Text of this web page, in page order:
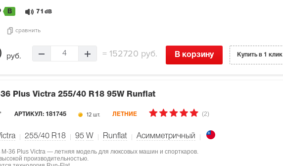
B 71 dB
сравнить
руб. 4 = 152720 руб. В корзину Купить в 1 клик
Plus Victra 255/40 R18 95W Runflat
АРТИКУЛ: 181745 12 шт. ЛЕТНИЕ (2)
255/40 R18 95 W Runflat Асимметричный
36 Plus Victra — летняя модель для люксовых машин и спорткаров.
производительностью.